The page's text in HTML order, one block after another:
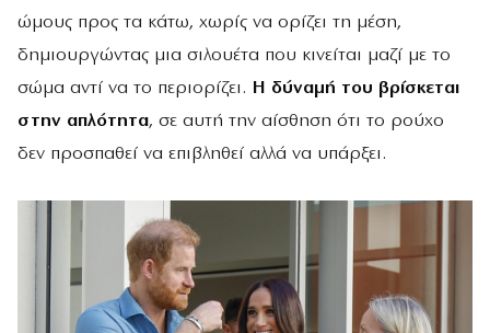
ώμους προς τα κάτω, χωρίς να ορίζει τη μέση,
δημιουργώντας μια σιλουέτα που κινείται μαζί με το
σώμα αντί να το περιορίζει. Η δύναμή του βρίσκεται
στην απλότητα, σε αυτή την αίσθηση ότι το ρούχο
δεν προσπαθεί να επιβληθεί αλλά να υπάρξει.